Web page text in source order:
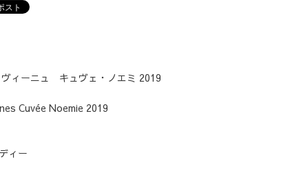
ィーニュ キュヴェ・ノエミ 2019
Cuvée Noemie 2019
ィー